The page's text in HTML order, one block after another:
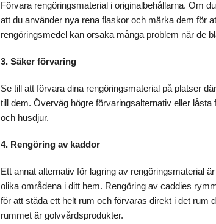
Förvara rengöringsmaterial i originalbehållarna. Om
att du använder nya rena flaskor och märka dem för
rengöringsmedel kan orsaka många problem när de
3. Säker förvaring
Se till att förvara dina rengöringsmaterial på platser
till dem. Överväg högre förvaringsalternativ eller
och husdjur.
4. Rengöring av kaddor
Ett annat alternativ för lagring av rengöringsmaterial
olika områdena i ditt hem. Rengöring av caddies
för att städa ett helt rum och förvaras direkt i det rum
rummet är golvvårdsprodukter.